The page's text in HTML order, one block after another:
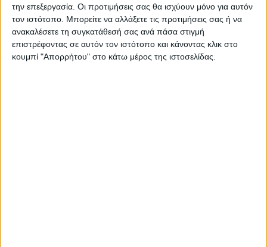
την επεξεργασία. Οι προτιμήσεις σας θα ισχύουν μόνο για αυτόν
τον ιστότοπο. Μπορείτε να αλλάξετε τις προτιμήσεις σας ή να
ανακαλέσετε τη συγκατάθεσή σας ανά πάσα στιγμή
επιστρέφοντας σε αυτόν τον ιστότοπο και κάνοντας κλικ στο
κουμπί "Απορρήτου" στο κάτω μέρος της ιστοσελίδας.
ΙΚΑΝΟΠΟΙΗΣΗ ΠΑΠΑΝΙΚΟΛΟΠΟΥΛΟΥ,
ΣΥΓΧΑΡΗΤΗΡΙΑ ΑΠΟ ΜΠΑΡΤΖΩΚΑ!